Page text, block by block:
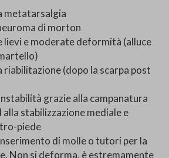
metatarsalgia
di morton
lievi e moderate deformità (alluce
riabilitazione (dopo la scarpa post
grazie alla campanatura
alla stabilizzazione mediale e
piede
di molle o tutori per la
Non si deforma, è estremamente